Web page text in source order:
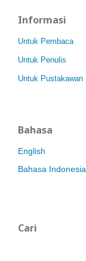
Informasi
Untuk Pembaca
Untuk Penulis
Untuk Pustakawan
Bahasa
English
Bahasa Indonesia
Cari